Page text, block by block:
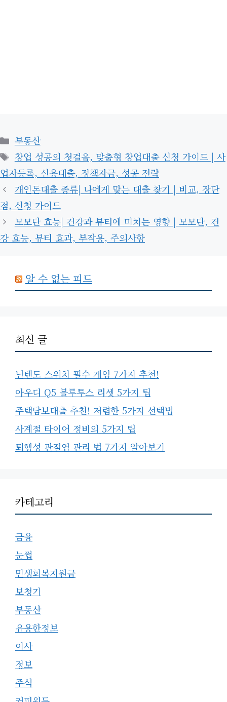
카
테
고
리
부동산
태
그
창업 성공의 첫걸음, 맞춤형 창업대출 신청 가이드 | 사
업자등록, 신용대출, 정책자금, 성공 전략
개인돈대출 종류| 나에게 맞는 대출 찾기 | 비교, 장단
점, 신청 가이드
모모단 효능| 건강과 뷰티에 미치는 영향 | 모모단, 건
강 효능, 뷰티 효과, 부작용, 주의사항
알 수 없는 피드
최신 글
닌텐도 스위치 필수 게임 7가지 추천!
아우디 Q5 블루투스 리셋 5가지 팁
주택담보대출 추천! 저렴한 5가지 선택법
사계절 타이어 정비의 5가지 팁
퇴행성 관절염 관리 법 7가지 알아보기
카테고리
금융
눈썹
민생회복지원금
보청기
부동산
유용한정보
이사
정보
주식